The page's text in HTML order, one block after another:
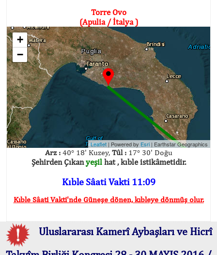
Torre Ovo
(Apulia / İtalya )
+
−
Leaflet | Powered by Esri | Earthstar Geographics
Arz :40° 18' Kuzey, Tûl :17° 30' Doğu
Şehirden Çıkanyeşilhat , kıble istikâmetidir.
Kıble Sâati Vakti 11:09
Kıble Sâati Vakti'nde Güneşe dönen, kıbleye dönmüş olur.
Uluslararası Kamerî Aybaşları ve Hicrî